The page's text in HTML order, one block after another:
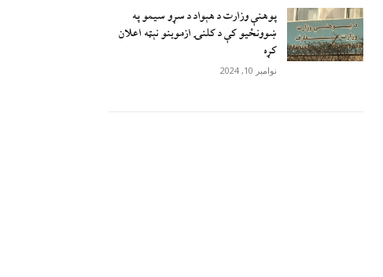
پوهنې وزارت د هېواد د سړو سيمو په
ښوونځيو کې د کلنۍ ازموينو نېټه اعلان
کړه
نوامبر 10, 2024